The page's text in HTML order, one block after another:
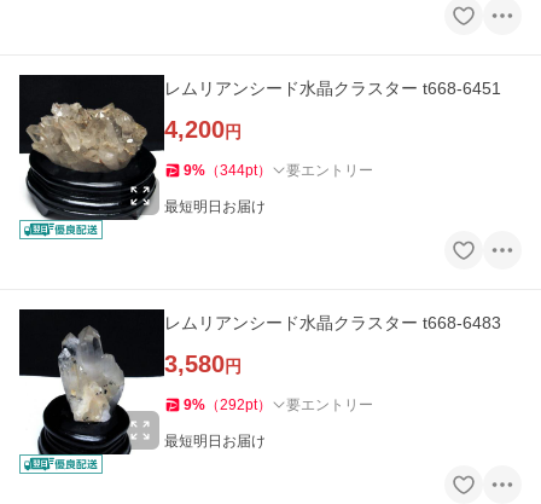
レムリアンシード水晶クラスター t668-6451
4,200円
9% （344pt） 要エントリー
最短明日お届け
レムリアンシード水晶クラスター t668-6483
3,580円
9% （292pt） 要エントリー
最短明日お届け